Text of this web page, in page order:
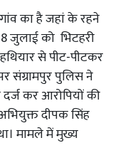
गांव का है जहां के रहने
जुलाई को भिटहरी
से पीट-पीटकर
संग्रामपुर पुलिस ने
कर आरोपियों की
दीपक सिंह
मामले में मुख्य